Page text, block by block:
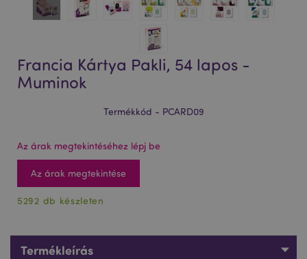
Francia Kártya Pakli, 54 lapos -
Muminok
Termékkód - PCARD09
Az árak megtekintéséhez lépj be
Az árak megtekintése
5292 db készleten
Termékleírás